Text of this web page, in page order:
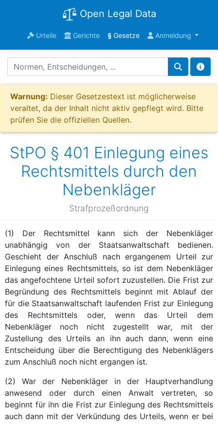
Open Legal Data
Urteile Gerichte §Gesetze Anmeldung
Warnung: Dieser Gesetzestext ist möglicherweise
veraltet, da der Inhalt nicht aktiv gepflegt wird. Bitte
prüfen Sie die offiziellen Quellen.
StPO § 401 Einlegung eines
Rechtsmittels durch den
Nebenkläger
Strafprozeßordnung
(1) Der Rechtsmittel kann sich der Nebenkläger
unabhängig von der Staatsanwaltschaft bedienen.
Geschieht der Anschluß nach ergangenem Urteil zur
Einlegung eines Rechtsmittels, so ist dem Nebenkläger
das angefochtene Urteil sofort zuzustellen. Die Frist zur
Begründung des Rechtsmittels beginnt mit Ablauf der
für die Staatsanwaltschaft laufenden Frist zur Einlegung
des Rechtsmittels oder, wenn das Urteil dem
Nebenkläger noch nicht zugestellt war, mit der
Zustellung des Urteils an ihn auch dann, wenn eine
Entscheidung über die Berechtigung des Nebenklägers
zum Anschluß noch nicht ergangen ist.
(2) War der Nebenkläger in der Hauptverhandlung
anwesend oder durch einen Anwalt vertreten, so
beginnt für ihn die Frist zur Einlegung des Rechtsmittels
auch dann mit der Verkündung des Urteils, wenn er bei